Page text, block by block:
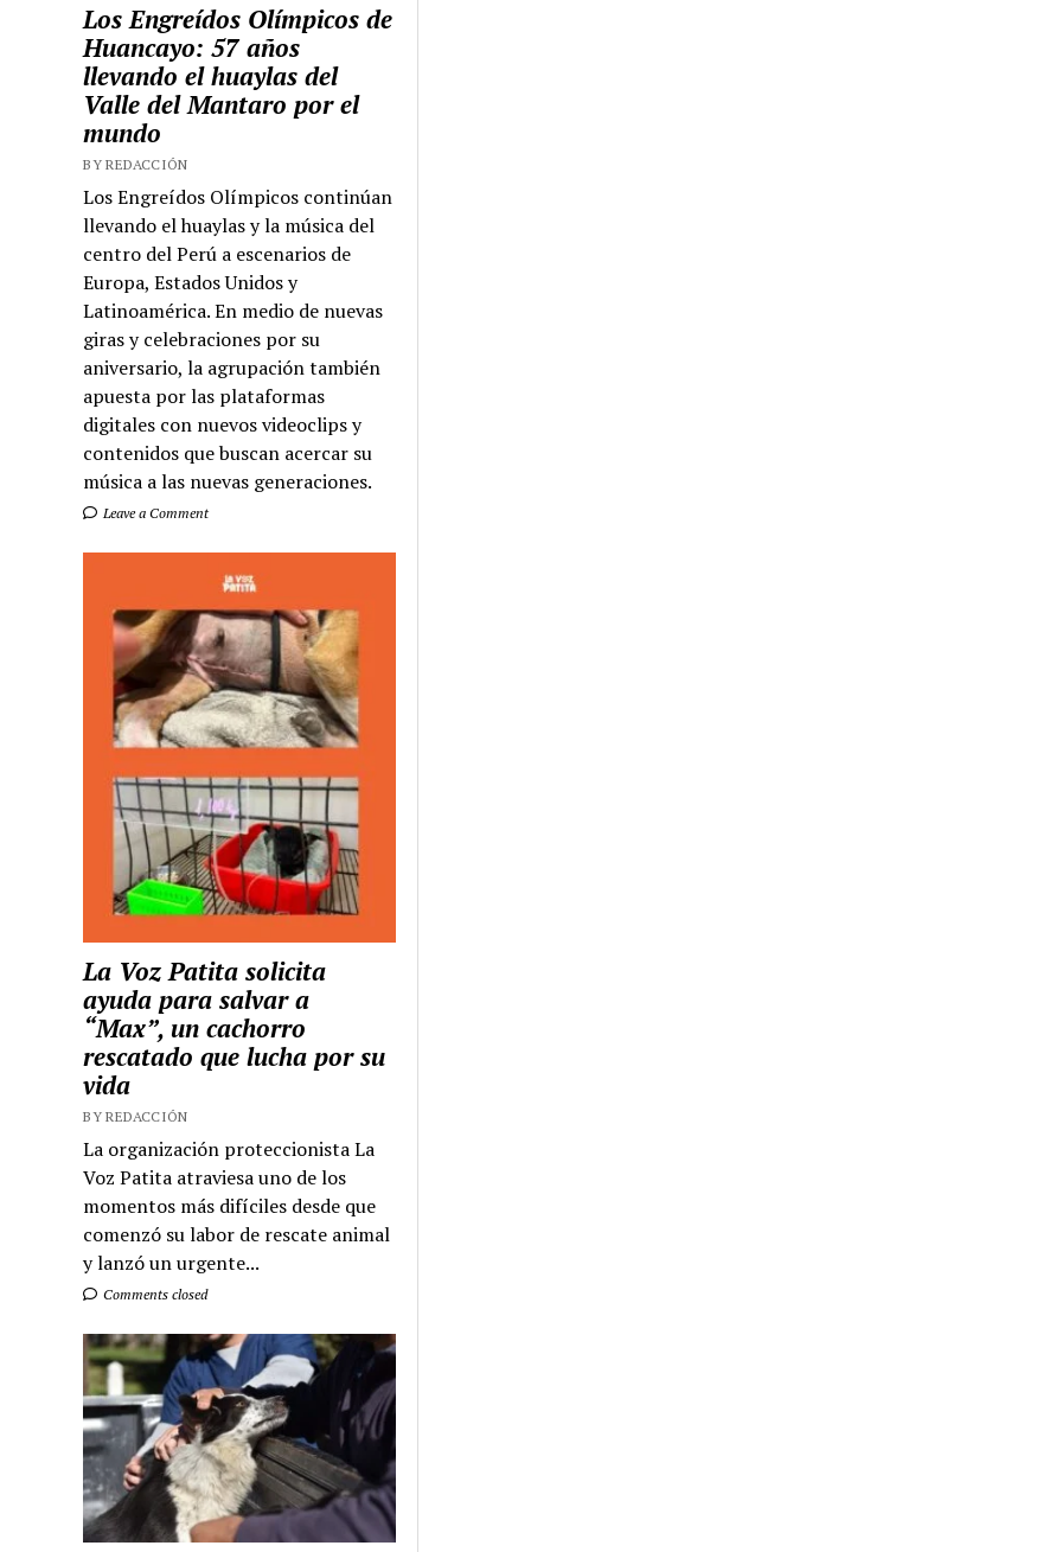
Los Engreídos Olímpicos de
Huancayo: 57 años
llevando el huaylas del
Valle del Mantaro por el
mundo
BY REDACCIÓN
Los Engreídos Olímpicos continúan
llevando el huaylas y la música del
centro del Perú a escenarios de
Europa, Estados Unidos y
Latinoamérica. En medio de nuevas
giras y celebraciones por su
aniversario, la agrupación también
apuesta por las plataformas
digitales con nuevos videoclips y
contenidos que buscan acercar su
música a las nuevas generaciones.
Leave a Comment
La Voz Patita solicita
ayuda para salvar a
“Max”, un cachorro
rescatado que lucha por su
vida
BY REDACCIÓN
La organización proteccionista La
Voz Patita atraviesa uno de los
momentos más difíciles desde que
comenzó su labor de rescate animal
y lanzó un urgente...
Comments closed